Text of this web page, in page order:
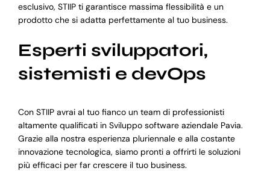
esclusivo, STIIP ti garantisce massima flessibilità e un
prodotto che si adatta perfettamente al tuo business.
Esperti sviluppatori,
sistemisti e devOps
Con STIIP avrai al tuo fianco un team di professionisti
altamente qualificati in Sviluppo software aziendale Pavia.
Grazie alla nostra esperienza pluriennale e alla costante
innovazione tecnologica, siamo pronti a offrirti le soluzioni
più efficaci per far crescere il tuo business.